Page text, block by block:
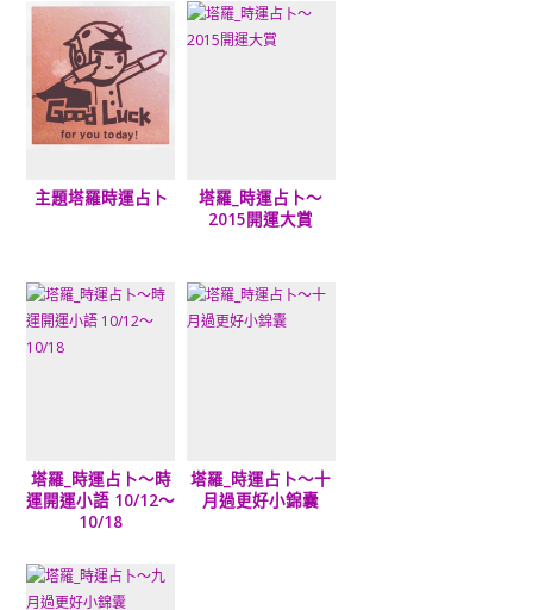
主題塔羅時運占卜
塔羅_時運占卜～
2015開運大賞
塔羅_時運占卜～時
運開運小語 10/12～
10/18
塔羅_時運占卜～十
月過更好小錦囊